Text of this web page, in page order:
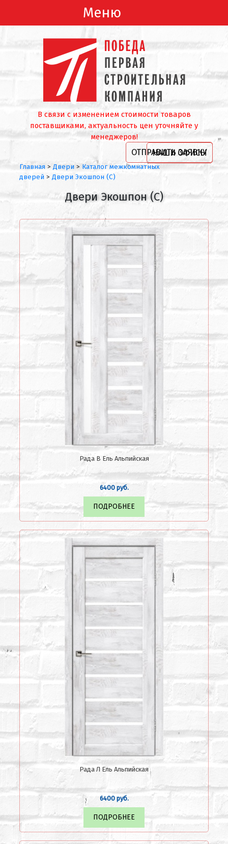
Меню
В связи с изменением стоимости товаров
поставщиками, актуальность цен уточняйте у
менеджеров!
ОТПРАВИТЬ ЗАЯВКУ
НАШИ ОФИСЫ
Главная > Двери > Каталог межкомнатных
дверей > Двери Экошпон (С)
Двери Экошпон (С)
Рада В Ель Альпийская
6400 руб.
ПОДРОБНЕЕ
Рада Л Ель Альпийская
6400 руб.
ПОДРОБНЕЕ